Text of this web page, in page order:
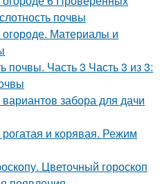
почвы
огороде. Материалы и
почвы. Часть 3 Часть 3 из 3:
забора для дачи
и корявая. Режим
Цветочный гороскоп